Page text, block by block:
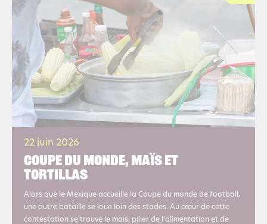
22 juin 2026
Coupe du monde, maïs et
tortillas
Alors que le Mexique accueille la Coupe du monde de football,
une autre bataille se joue loin des stades. Au cœur de cette
contestation se trouve le maïs, pilier de l’alimentation et de